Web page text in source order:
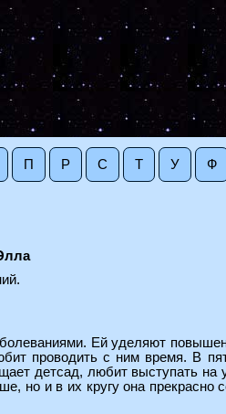
П Р С Т У Ф
Ей уделяют
проводить с ним время. В
детсад, любит выступать на
но и в их кругу она прекрасно